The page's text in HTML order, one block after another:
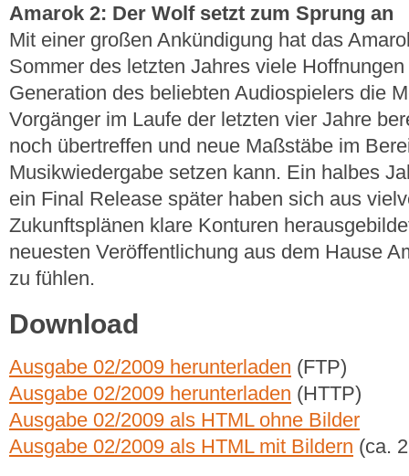
Amarok 2: Der Wolf setzt zum Sprung an
Mit einer großen Ankündigung hat das
Sommer des letzten Jahres viele
Generation des beliebten Audiospielers die
Vorgänger im Laufe der letzten vier Jahre
noch übertreffen und neue Maßstäbe im
Musikwiedergabe setzen kann. Ein halbes
ein Final Release später haben sich aus
Zukunftsplänen klare Konturen
neuesten Veröffentlichung aus dem Hause
zu fühlen.
Download
Ausgabe 02/2009 herunterladen (FTP)
Ausgabe 02/2009 herunterladen (HTTP)
Ausgabe 02/2009 als HTML ohne Bilder
Ausgabe 02/2009 als HTML mit Bildern (ca.